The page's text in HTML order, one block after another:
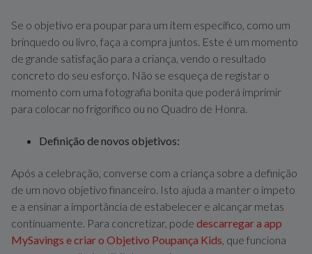
Se o objetivo era poupar para um item específico, como um
brinquedo ou livro, faça a compra juntos. Este é um momento
de grande satisfação para a criança, vendo o resultado
concreto do seu esforço. Não se esqueça de registar o
momento com uma fotografia bonita que poderá imprimir
para colocar no frigorífico ou no Quadro de Honra.
Definição de novos objetivos:
Após a celebração, converse com a criança sobre a definição
de um novo objetivo financeiro. Isto ajuda a manter o ímpeto
e a ensinar a importância de estabelecer e alcançar metas
continuamente. Para concretizar, pode descarregar a app
MySavings e criar o Objetivo Poupança Kids , que funciona